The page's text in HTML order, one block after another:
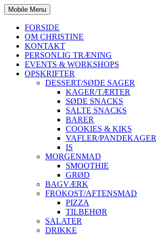
Mobile Menu
FORSIDE
OM CHRISTINE
KONTAKT
PERSONLIG TRÆNING
EVENTS & WORKSHOPS
OPSKRIFTER
DESSERT/SØDE SAGER
KAGER/TÆRTER
SØDE SNACKS
SALTE SNACKS
BARER
COOKIES & KIKS
VAFLER/PANDEKAGER
IS
MORGENMAD
SMOOTHIE
GRØD
BAGVÆRK
FROKOST/AFTENSMAD
PIZZA
TILBEHØR
SALATER
DRIKKE